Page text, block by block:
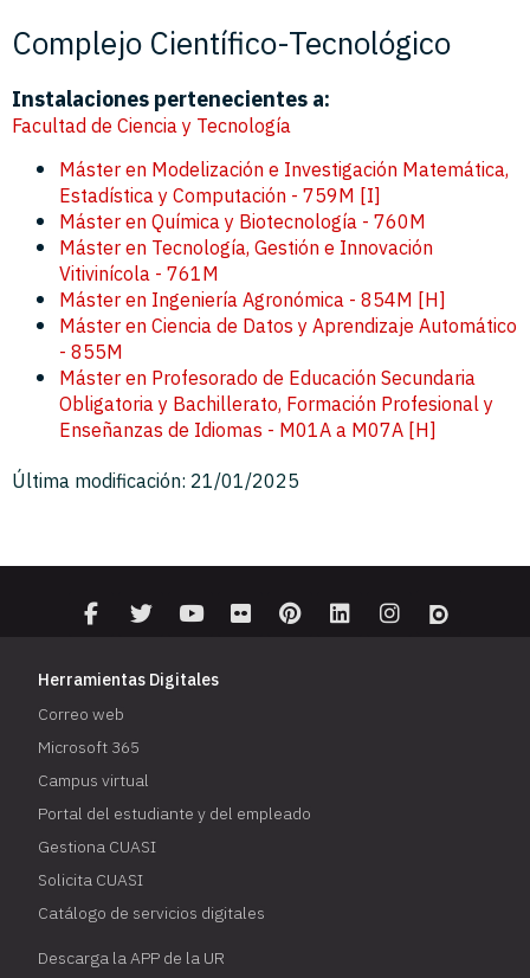
Complejo Científico-Tecnológico
Instalaciones pertenecientes a:
Facultad de Ciencia y Tecnología
Máster en Modelización e Investigación Matemática,
Estadística y Computación - 759M [I]
Máster en Química y Biotecnología - 760M
Máster en Tecnología, Gestión e Innovación
Vitivinícola - 761M
Máster en Ingeniería Agronómica - 854M [H]
Máster en Ciencia de Datos y Aprendizaje Automático
- 855M
Máster en Profesorado de Educación Secundaria
Obligatoria y Bachillerato, Formación Profesional y
Enseñanzas de Idiomas - M01A a M07A [H]
Última modificación: 21/01/2025
Herramientas Digitales
Correo web
Microsoft 365
Campus virtual
Portal del estudiante y del empleado
Gestiona CUASI
Solicita CUASI
Catálogo de servicios digitales
Descarga la APP de la UR